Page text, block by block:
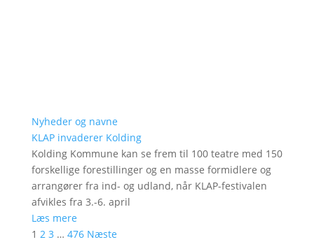
Nyheder og navne
KLAP invaderer Kolding
Kolding Kommune kan se frem til 100 teatre med 150
forskellige forestillinger og en masse formidlere og
arrangører fra ind- og udland, når KLAP-festivalen
afvikles fra 3.-6. april
Læs mere
1 2 3 … 476 Næste